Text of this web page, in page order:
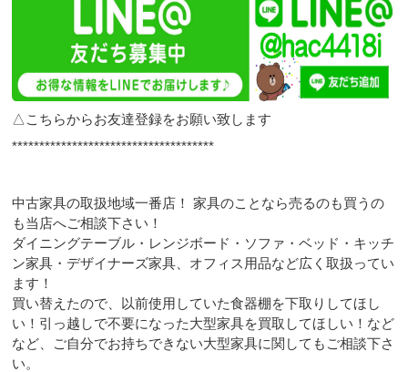
△こちらからお友達登録をお願い致します
*************************************
中古家具の取扱地域一番店！ 家具のことなら売るのも買うの
も当店へご相談下さい！
ダイニングテーブル・レンジボード・ソファ・ベッド・キッチ
ン家具・デザイナーズ家具、オフィス用品など広く取扱ってい
ます！
買い替えたので、以前使用していた食器棚を下取りしてほし
い！引っ越しで不要になった大型家具を買取してほしい！など
など、ご自分でお持ちできない大型家具に関してもご相談下さ
い。